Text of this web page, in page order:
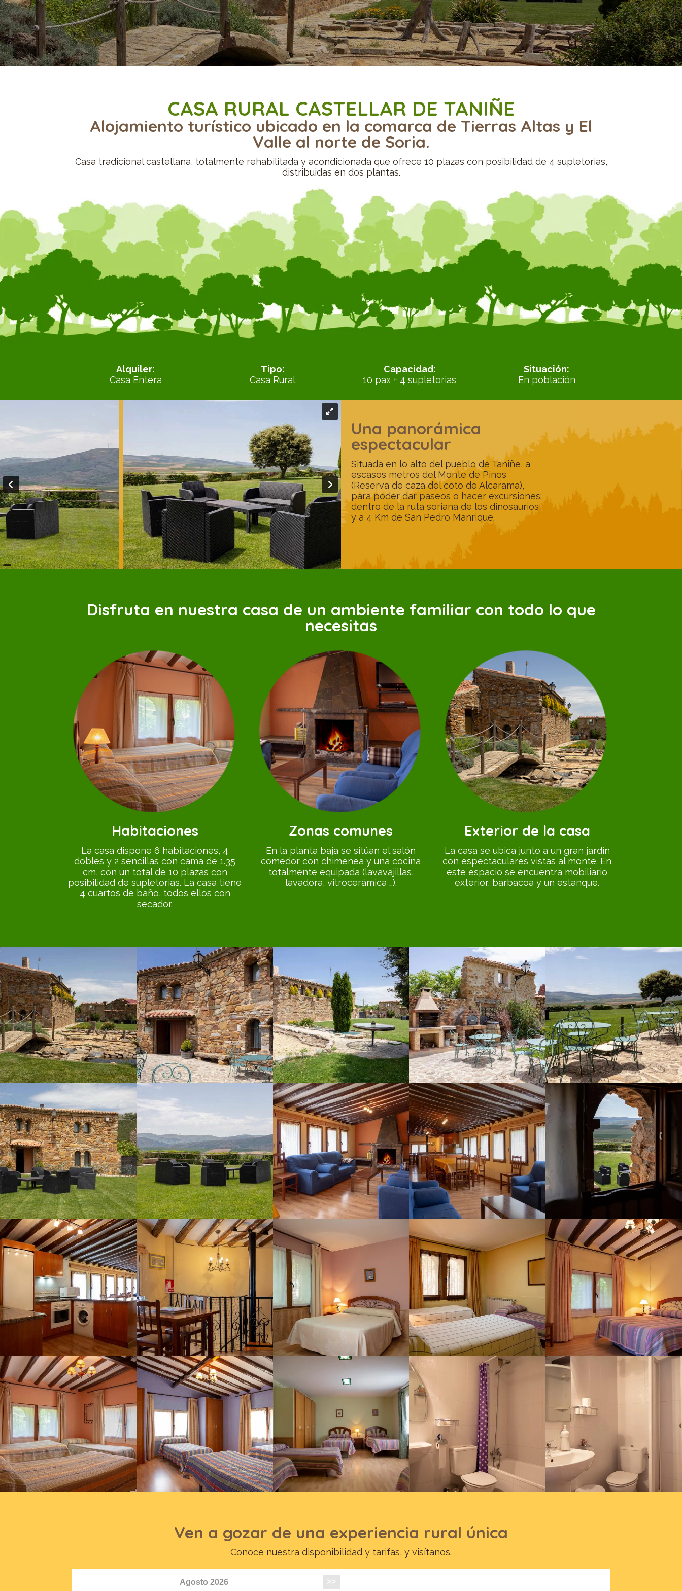
CASA RURAL CASTELLAR DE TANIÑE
Alojamiento turístico ubicado en la comarca de Tierras Altas y El
Valle al norte de Soria.
Casa tradicional castellana, totalmente rehabilitada y acondicionada que ofrece 10 plazas con posibilidad de 4 supletorias,
distribuidas en dos plantas.
Alquiler:
Casa Entera
Tipo:
Casa Rural
Capacidad:
10 pax + 4 supletorias
Situación:
En población
Una panorámica
espectacular
Situada en lo alto del pueblo de Taniñe, a
escasos metros del Monte de Pinos
(Reserva de caza del coto de Alcarama),
para poder dar paseos o hacer excursiones;
dentro de la ruta soriana de los dinosaurios
y a 4 Km de San Pedro Manrique.
Disfruta en nuestra casa de un ambiente familiar con todo lo que
necesitas
Habitaciones
La casa dispone 6 habitaciones, 4
dobles y 2 sencillas con cama de 1.35
cm, con un total de 10 plazas con
posibilidad de supletorias. La casa tiene
4 cuartos de baño, todos ellos con
secador.
Zonas comunes
En la planta baja se sitúan el salón
comedor con chimenea y una cocina
totalmente equipada (lavavajillas,
lavadora, vitrocerámica …).
Exterior de la casa
La casa se ubica junto a un gran jardín
con espectaculares vistas al monte. En
este espacio se encuentra mobiliario
exterior, barbacoa y un estanque.
Ven a gozar de una experiencia rural única
Conoce nuestra disponibilidad y tarifas, y visítanos.